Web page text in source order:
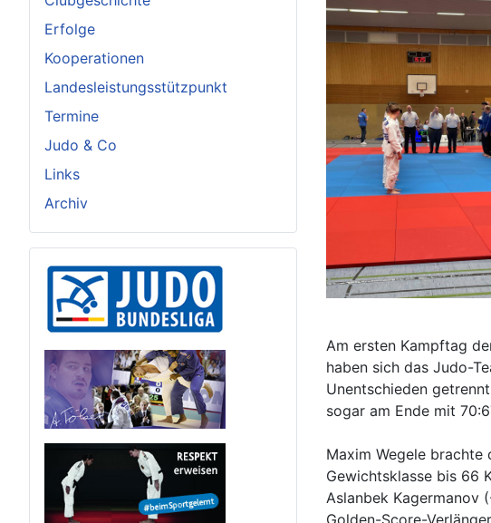
Erfolge
Kooperationen
Landesleistungsstützpunkt
Termine
Judo & Co
Links
Archiv
Am ersten Kampftag
haben sich das Judo-
Unentschieden
sogar am Ende mit
Maxim Wegele brachte
Gewichtsklasse bis 66
Aslanbek Kagermanov
Golden-Score-